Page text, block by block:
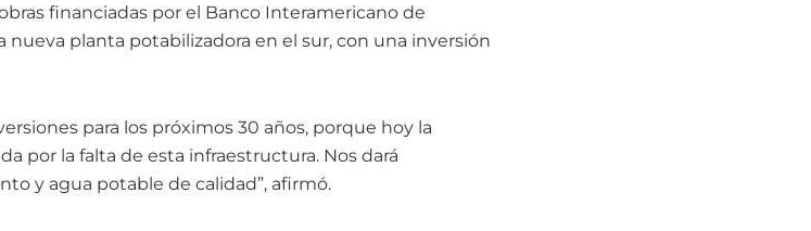
financiadas por el Banco Interamericano de
nueva planta potabilizadora en el sur, con una inversión
para los próximos 30 años, porque hoy la
por la falta de esta infraestructura. Nos dará
y agua potable de calidad”, afirmó.